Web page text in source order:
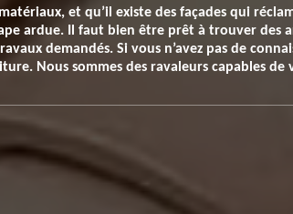
et qu’il existe des façades qui
ardue. Il faut bien être prêt à trouver des
demandés. Si vous n’avez pas de
Nous sommes des ravaleurs capables de